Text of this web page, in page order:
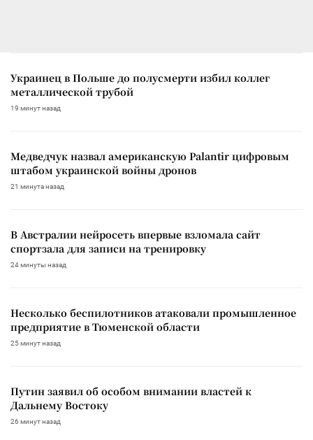
Украинец в Польше до полусмерти избил коллег
металлической трубой
19 минут назад
Медведчук назвал американскую Palantir цифровым
штабом украинской войны дронов
21 минута назад
В Австралии нейросеть впервые взломала сайт
спортзала для записи на тренировку
24 минуты назад
Несколько беспилотников атаковали промышленное
предприятие в Тюменской области
25 минут назад
Путин заявил об особом внимании властей к
Дальнему Востоку
26 минут назад